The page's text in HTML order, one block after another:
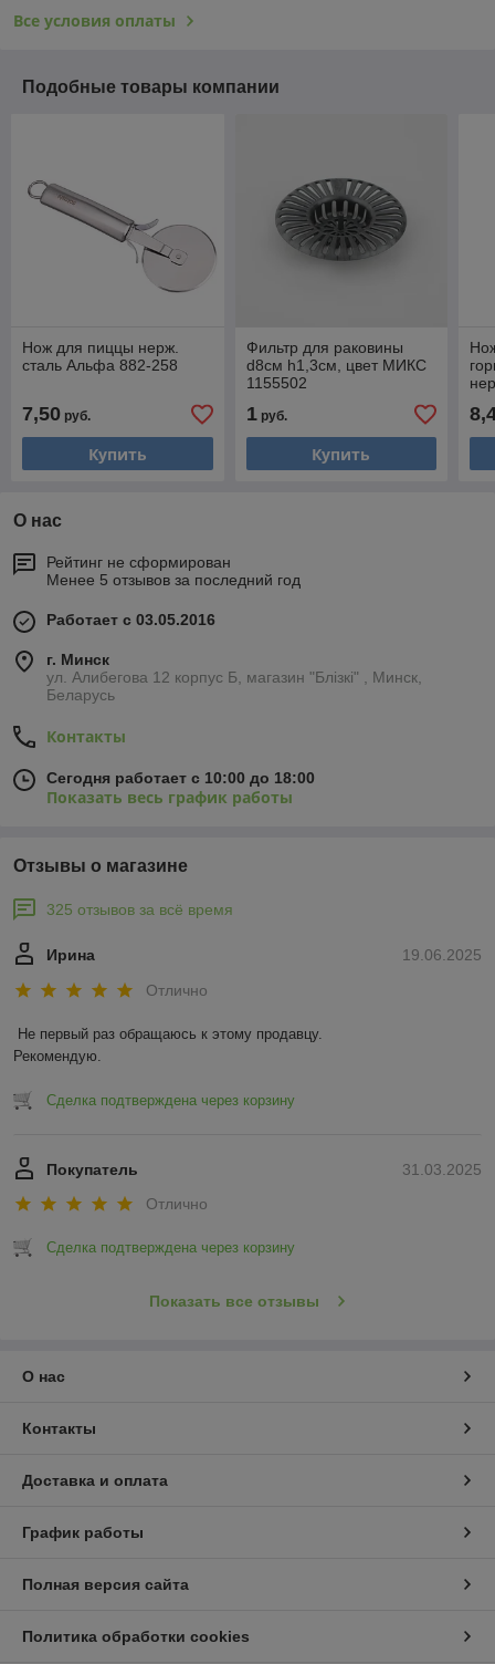
Все условия оплаты
Подобные товары компании
Нож для пиццы нерж.
сталь Альфа 882-258
7,50 руб.
Купить
Фильтр для раковины
d8см h1,3см, цвет МИКС
1155502
1руб.
Купить
О нас
Рейтинг не сформирован
Менее 5 отзывов за последний год
Работает с 03.05.2016
г. Минск
ул. Алибегова 12 корпус Б, магазин "Блiзкi" , Минск,
Беларусь
Контакты
Сегодня работает с 10:00 до 18:00
Показать весь график работы
Отзывы о магазине
325 отзывов за всё время
19.06.2025
Ирина
Отлично
Не первый раз обращаюсь к этому продавцу.
Рекомендую.
Сделка подтверждена через корзину
31.03.2025
Покупатель
Отлично
Сделка подтверждена через корзину
Показать все отзывы
О нас
Контакты
Доставка и оплата
График работы
Полная версия сайта
Политика обработки cookies